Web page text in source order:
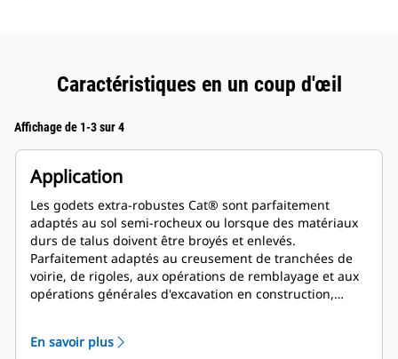
Caractéristiques en un coup d'œil
Affichage de 1-3 sur 4
Application
Les godets extra-robustes Cat® sont parfaitement
adaptés au sol semi-rocheux ou lorsque des matériaux
durs de talus doivent être broyés et enlevés.
Parfaitement adaptés au creusement de tranchées de
voirie, de rigoles, aux opérations de remblayage et aux
opérations générales d'excavation en construction,
En savoir plus